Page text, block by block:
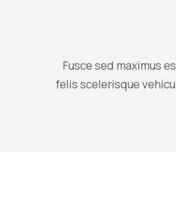
Fusce sed maximus
felis scelerisque